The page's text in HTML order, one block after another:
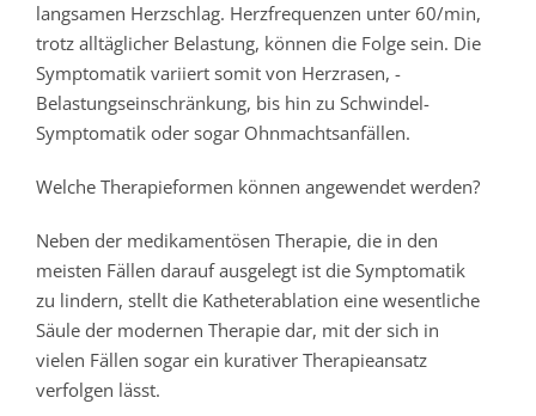
langsamen Herzschlag. Herzfrequenzen unter 60/min,
trotz alltäglicher Belastung, können die Folge sein. Die
Symptomatik variiert somit von Herzrasen, -
Belastungseinschränkung, bis hin zu Schwindel-
Symptomatik oder sogar Ohnmachtsanfällen.
Welche Therapieformen können angewendet werden?
Neben der medikamentösen Therapie, die in den
meisten Fällen darauf ausgelegt ist die Symptomatik
zu lindern, stellt die Katheterablation eine wesentliche
Säule der modernen Therapie dar, mit der sich in
vielen Fällen sogar ein kurativer Therapieansatz
verfolgen lässt.